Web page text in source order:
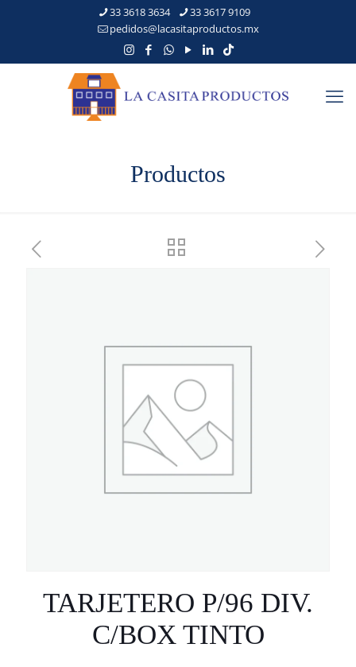
33 3618 3634
33 3617 9109
pedidos@lacasitaproductos.mx
Productos
TARJETERO P/96 DIV.
C/BOX TINTO